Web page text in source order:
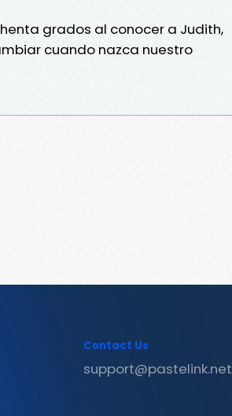
grados al conocer a Judith,
cuando nazca nuestro
Contact Us
support@pastelink.net